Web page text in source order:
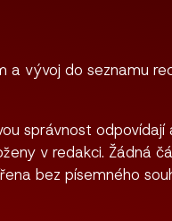
vývoj do seznamu
správnost
v redakci. Žádná
bez písemného